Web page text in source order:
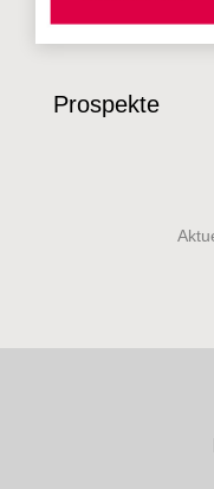
Prospekte